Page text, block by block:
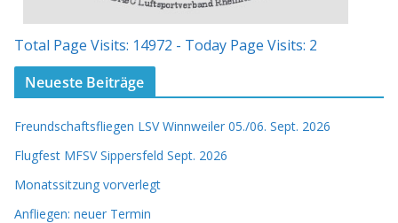
Total Page Visits: 14972 - Today Page Visits: 2
Neueste Beiträge
Freundschaftsfliegen LSV Winnweiler 05./06. Sept. 2026
Flugfest MFSV Sippersfeld Sept. 2026
Monatssitzung vorverlegt
Anfliegen: neuer Termin